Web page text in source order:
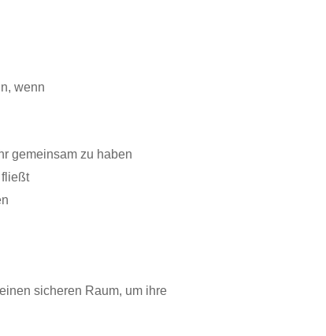
wenn
gemeinsam zu haben
fließt
sicheren Raum, um ihre